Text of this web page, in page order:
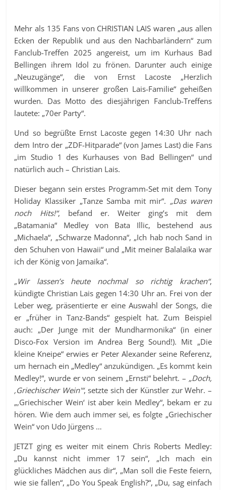
Mehr als 135 Fans von CHRISTIAN LAIS waren „aus allen
Ecken der Republik und aus den Nachbarländern“ zum
Fanclub-Treffen 2025 angereist, um im Kurhaus Bad
Bellingen ihrem Idol zu frönen. Darunter auch einige
„Neuzugänge“, die von Ernst Lacoste „Herzlich
willkommen in unserer großen Lais-Familie“ geheißen
wurden. Das Motto des diesjährigen Fanclub-Treffens
lautete: „70er Party“.
Und so begrüßte Ernst Lacoste gegen 14:30 Uhr nach
dem Intro der „ZDF-Hitparade“ (von James Last) die Fans
„im Studio 1 des Kurhauses von Bad Bellingen“ und
natürlich auch – Christian Lais.
Dieser begann sein erstes Programm-Set mit dem Tony
Holiday Klassiker „Tanze Samba mit mir“. „Das waren
noch Hits!“, befand er. Weiter ging’s mit dem
„Batamania“ Medley von Bata Illic, bestehend aus
„Michaela“, „Schwarze Madonna“, „Ich hab noch Sand in
den Schuhen von Hawaii“ und „Mit meiner Balalaika war
ich der König von Jamaika“.
„Wir lassen’s heute nochmal so richtig krachen“,
kündigte Christian Lais gegen 14:30 Uhr an. Frei von der
Leber weg, präsentierte er eine Auswahl der Songs, die
er „früher in Tanz-Bands“ gespielt hat. Zum Beispiel
auch: „Der Junge mit der Mundharmonika“ (in einer
Disco-Fox Version im Andrea Berg Sound!). Mit „Die
kleine Kneipe“ erwies er Peter Alexander seine Referenz,
um hernach ein „Medley“ anzukündigen. „Es kommt kein
Medley!“, wurde er von seinem „Ernsti“ belehrt. – „Doch,
‚Griechischer Wein'“, setzte sich der Künstler zur Wehr. –
„‚Griechischer Wein‘ ist aber kein Medley“, bekam er zu
hören. Wie dem auch immer sei, es folgte „Griechischer
Wein“ von Udo Jürgens …
JETZT ging es weiter mit einem Chris Roberts Medley:
„Du kannst nicht immer 17 sein“, „Ich mach ein
glückliches Mädchen aus dir“, „Man soll die Feste feiern,
wie sie fallen“, „Do You Speak English?“, „Du, sag einfach